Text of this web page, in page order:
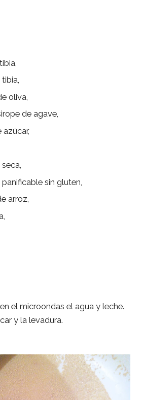
oliva,
de agave,
azúcar,
sin gluten,
arroz,
el microondas el agua y leche.
y la levadura.